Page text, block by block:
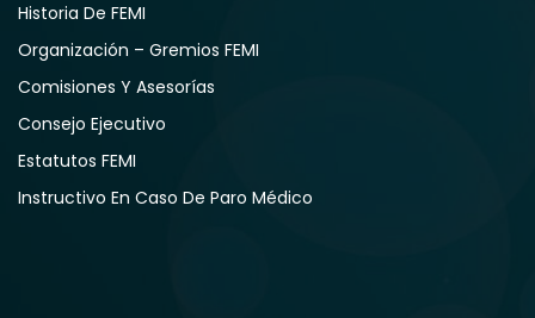
Historia De FEMI
Organización – Gremios FEMI
Comisiones Y Asesorías
Consejo Ejecutivo
Estatutos FEMI
Instructivo En Caso De Paro Médico